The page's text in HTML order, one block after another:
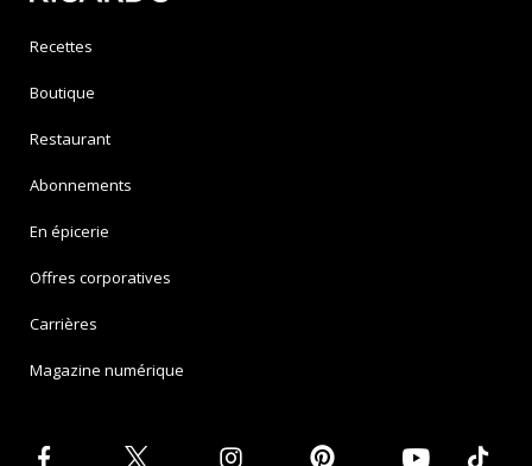
Recettes
Boutique
Restaurant
Abonnements
En épicerie
Offres corporatives
Carrières
Magazine numérique